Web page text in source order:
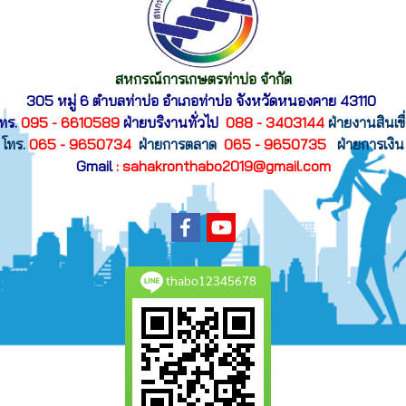
สหกรณ์การเกษตรท่าบ่อ จำกัด
305 หมู่ 6 ตำบลท่าบ่อ อำเภอท่าบ่อ จังหวัดหนองคาย 43110
ร.095 - 6610589 ฝ่ายบริงานทั่วไป 088 - 3403144 ฝ่ายงานสินเ
โทร. 065 - 9650734 ฝ่ายการตลาด 065 - 9650735 ฝ่ายการเงิน
Gmail: sahakronthabo2019@gmail.com
thabo12345678